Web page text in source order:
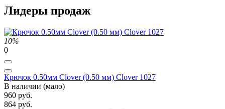
Лидеры продаж
10%
0
Крючок 0.50мм Clover (0.50 мм) Clover 1027
В наличии (мало)
960 руб.
864 руб.